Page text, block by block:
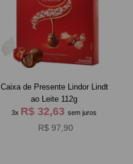
Caixa de Presente Lindor Lindt
ao Leite 112g
3x R$ 32,63sem juros
R$ 97,90